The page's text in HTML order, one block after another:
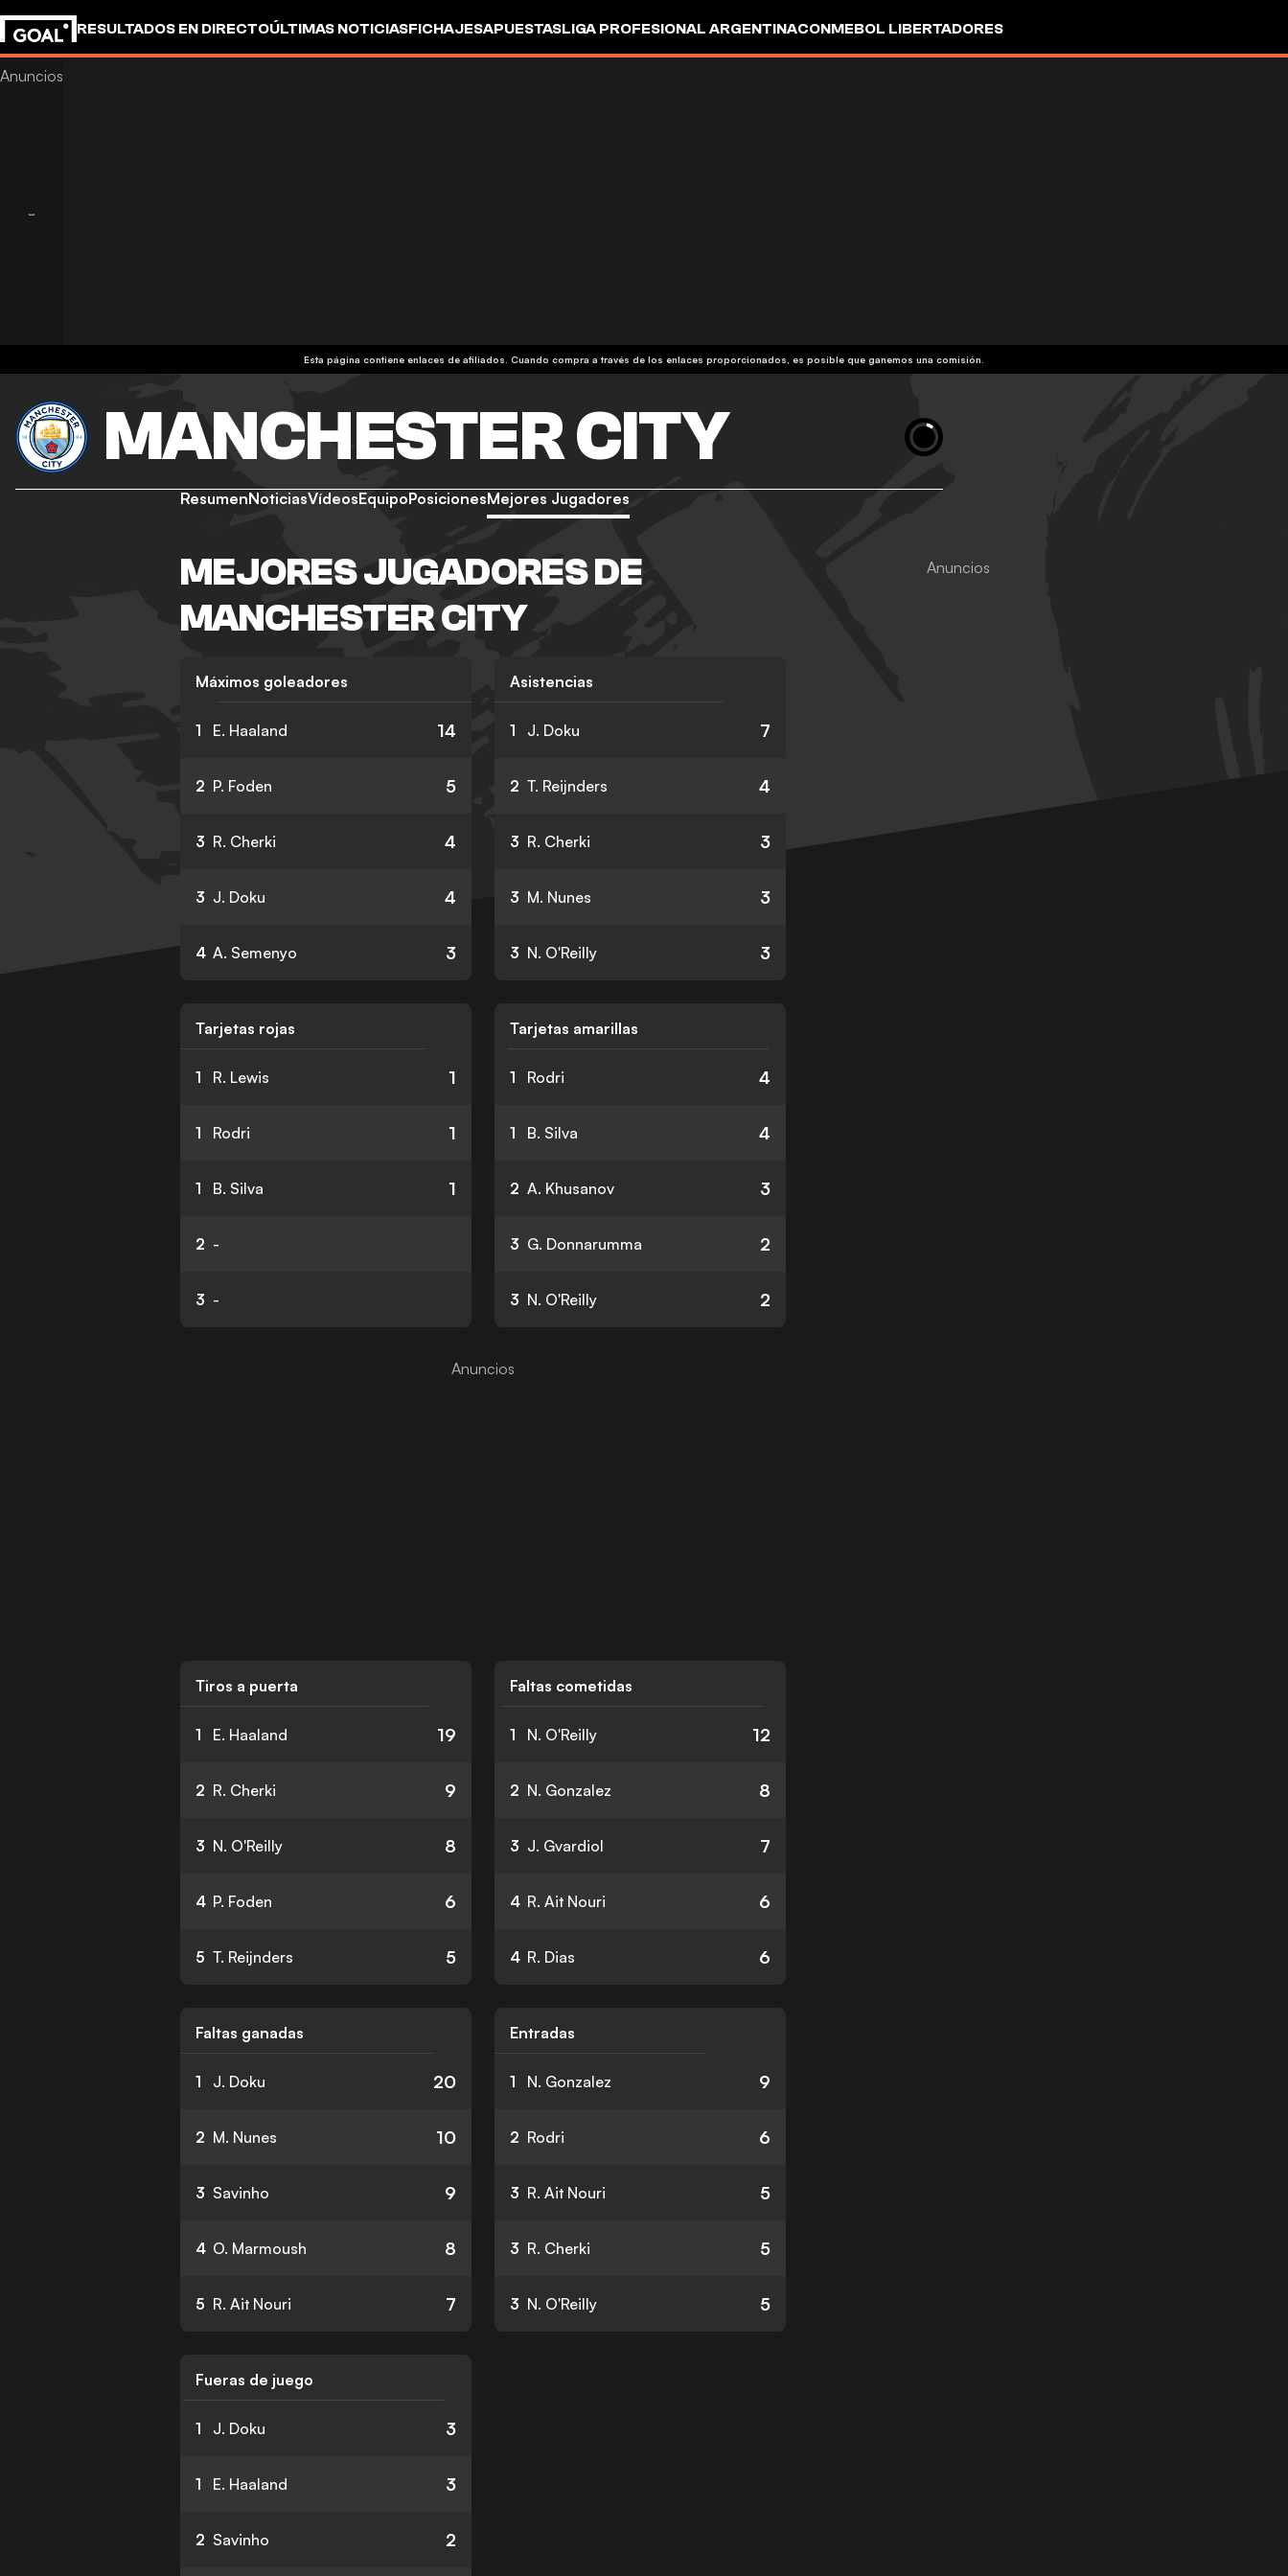
RESULTADOS EN DIRECTOÚLTIMAS NOTICIASFICHAJESAPUESTASLIGA PROFESIONAL ARGENTINACONMEBOL LIBERTADORES
Esta página contiene enlaces de afiliados. Cuando compra a través de los enlaces proporcionados, es posible que ganemos una comisión.
MANCHESTER CITY
ResumenNoticiasVídeosEquipoPosicionesMejores Jugadores
MEJORES JUGADORES DE
MANCHESTER CITY
Máximos goleadores
1 E. Haaland 14
2 P. Foden 5
3 R. Cherki 4
3 J. Doku 4
4 A. Semenyo 3
Asistencias
1 J. Doku 7
2 T. Reijnders 4
3 R. Cherki 3
3 M. Nunes 3
3 N. O'Reilly 3
Tarjetas rojas
1 R. Lewis 1
1 Rodri 1
1 B. Silva 1
2 -
3 -
Tarjetas amarillas
1 Rodri 4
1 B. Silva 4
2 A. Khusanov 3
3 G. Donnarumma 2
3 N. O'Reilly 2
Tiros a puerta
1 E. Haaland 19
2 R. Cherki 9
3 N. O'Reilly 8
4 P. Foden 6
5 T. Reijnders 5
Faltas cometidas
1 N. O'Reilly 12
2 N. Gonzalez 8
3 J. Gvardiol 7
4 R. Ait Nouri 6
4 R. Dias 6
Faltas ganadas
1 J. Doku 20
2 M. Nunes 10
3 Savinho 9
4 O. Marmoush 8
5 R. Ait Nouri 7
Entradas
1 N. Gonzalez 9
2 Rodri 6
3 R. Ait Nouri 5
3 R. Cherki 5
3 N. O'Reilly 5
Fueras de juego
1 J. Doku 3
1 E. Haaland 3
2 Savinho 2